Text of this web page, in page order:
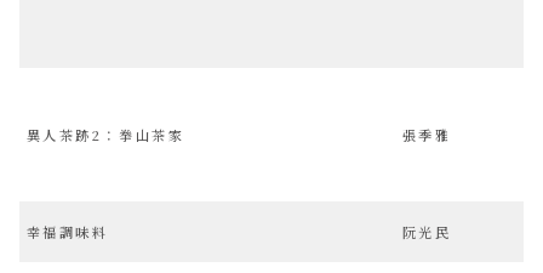
異人茶跡2：拳山茶家 張季雅
幸福調味料 阮光民